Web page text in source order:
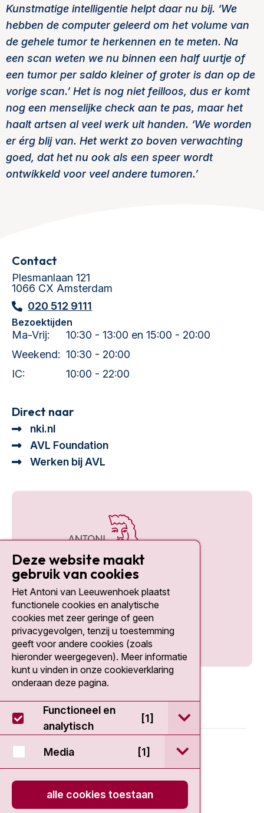
Kunstmatige intelligentie helpt daar nu bij. ‘We
hebben de computer geleerd om het volume van
de gehele tumor te herkennen en te meten. Na
een scan weten we nu binnen een half uurtje of
een tumor per saldo kleiner of groter is dan op de
vorige scan.’ Het is nog niet feilloos, dus er komt
nog een menselijke check aan te pas, maar het
haalt artsen al veel werk uit handen. ‘We worden
er érg blij van. Het werkt zo boven verwachting
goed, dat het nu ook als een speer wordt
ontwikkeld voor veel andere tumoren.’
Contact
Plesmanlaan 121
1066 CX Amsterdam
020 512 9111
Bezoektijden
Ma-Vrij:
10:30 - 13:00 en 15:00 - 20:00
Weekend: 10:30 - 20:00
IC:
10:00 - 22:00
Direct naar
nki.nl
AVL Foundation
Werken bij AVL
Social media
© 2026 - Antoni van Leeuwenhoek
Disclaimer
Deze website maakt
gebruik van cookies
Het Antoni van Leeuwenhoek plaatst
functionele cookies en analytische
cookies met zeer geringe of geen
privacygevolgen, tenzij u toestemming
geeft voor andere cookies (zoals
hieronder weergegeven). Meer informatie
kunt u vinden in onze cookieverklaring
onderaan deze pagina.
Functioneel en
analytisch
[1] open / sluit
Media [1] open / sluit
alle cookies toestaan